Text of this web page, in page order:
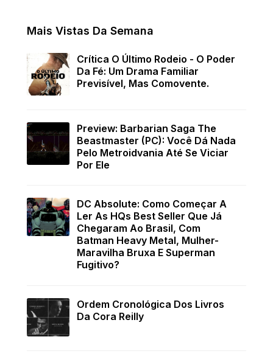
Mais Vistas Da Semana
Crítica O Último Rodeio - O Poder
Da Fé: Um Drama Familiar
Previsível, Mas Comovente.
Preview: Barbarian Saga The
Beastmaster (PC): Você Dá Nada
Pelo Metroidvania Até Se Viciar
Por Ele
DC Absolute: Como Começar A
Ler As HQs Best Seller Que Já
Chegaram Ao Brasil, Com
Batman Heavy Metal, Mulher-
Maravilha Bruxa E Superman
Fugitivo?
Ordem Cronológica Dos Livros
Da Cora Reilly